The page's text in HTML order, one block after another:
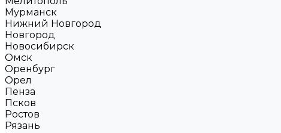
Мурманск
Нижний Новгород
Новгород
Новосибирск
Омск
Оренбург
Орел
Пенза
Псков
Ростов
Рязань